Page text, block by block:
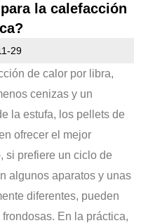
la calefacción
29
de calor por libra,
cenizas y un
la estufa, los pellets de
ofrecer el mejor
si prefiere un ciclo de
algunos aparatos y unas
diferentes, pueden
En la práctica,